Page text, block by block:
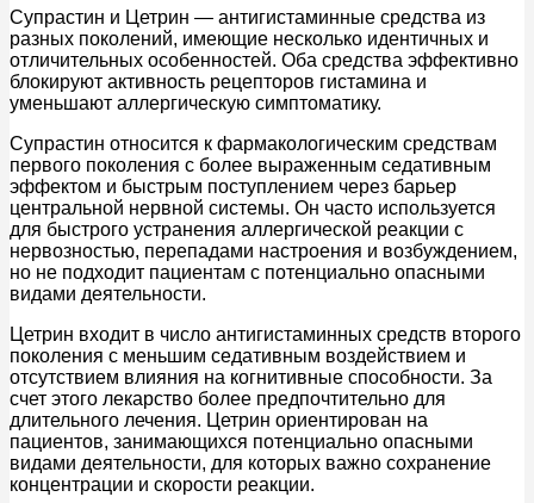
Супрастин и Цетрин — антигистаминные средства из
разных поколений, имеющие несколько идентичных и
отличительных особенностей. Оба средства эффективно
блокируют активность рецепторов гистамина и
уменьшают аллергическую симптоматику.
Супрастин относится к фармакологическим средствам
первого поколения с более выраженным седативным
эффектом и быстрым поступлением через барьер
центральной нервной системы. Он часто используется
для быстрого устранения аллергической реакции с
нервозностью, перепадами настроения и возбуждением,
но не подходит пациентам с потенциально опасными
видами деятельности.
Цетрин входит в число антигистаминных средств второго
поколения с меньшим седативным воздействием и
отсутствием влияния на когнитивные способности. За
счет этого лекарство более предпочтительно для
длительного лечения. Цетрин ориентирован на
пациентов, занимающихся потенциально опасными
видами деятельности, для которых важно сохранение
концентрации и скорости реакции.